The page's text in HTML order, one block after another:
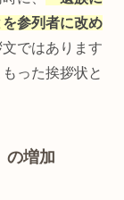
参列者に改め
ではあります
った挨拶状と
の増加